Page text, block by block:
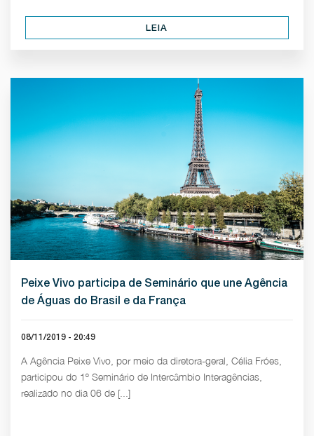
LEIA
Peixe Vivo participa de Seminário que une Agência
de Águas do Brasil e da França
08/11/2019 - 20:49
A Agência Peixe Vivo, por meio da diretora-geral, Célia Fróes,
participou do 1º Seminário de Intercâmbio Interagências,
realizado no dia 06 de [...]